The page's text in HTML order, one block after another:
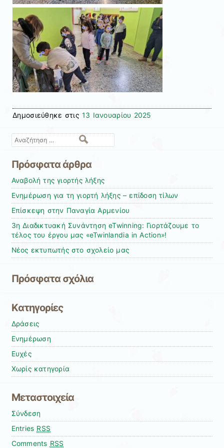
Δημοσιεύθηκε στις 13 Ιανουαρίου 2025
Αναζήτηση
Πρόσφατα άρθρα
Αναβολή της γιορτής λήξης
Ενημέρωση για τη γιορτή λήξης – επίδοση τίλων
Επίσκεψη στην Παναγία Αρμενίου
3η Διαδικτυακή Συνάντηση eTwinning: Γιορτάζουμε το
τέλος του έργου μας «eTwinlandia in Action»!
Νέος εκτυπωτής στο σχολείο μας
Πρόσφατα σχόλια
Kατηγορίες
Δράσεις
Ενημέρωση
Ευχές
Χωρίς κατηγορία
Μεταστοιχεία
Σύνδεση
Entries RSS
Comments RSS